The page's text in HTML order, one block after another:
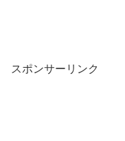
スポンサーリンク